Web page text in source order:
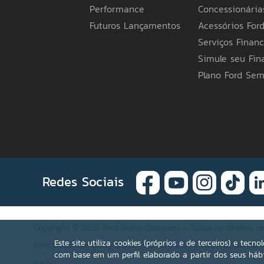
indicar outra base de faturamento),
com a Legislação Tributária Estadual do
de sua preferência para mais informações.
itens apresentados poderão não estar
especificações e preços de seus produtos
em obrigações ou responsabilidades de
Ford pelo telefone 0800 703 3673 ou a
Este site utiliza cookies (próprios e de terceiros) e
com base em um perfil elaborado a partir dos seus
Performance
Futuros Lançamentos
Acessórios Ford
Serviços
Simule seu
Plano Ford
Redes Sociais
Ford Motor Company Brasil Ltda.; CNPJ: 03.470.727/0004-